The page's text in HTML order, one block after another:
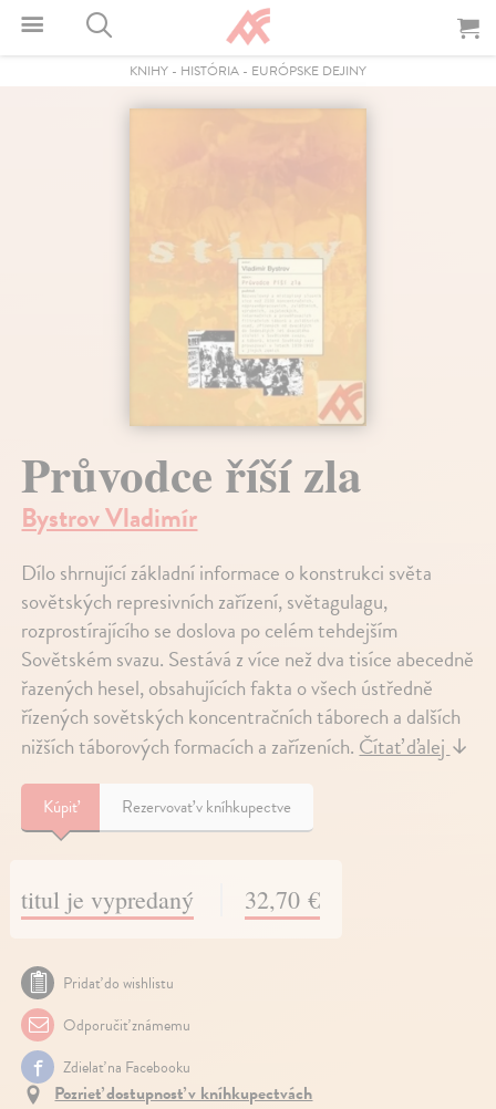
KNIHY - HISTÓRIA - EURÓPSKE DEJINY
Průvodce říší zla
Bystrov Vladimír
Dílo shrnující základní informace o konstrukci světa
sovětských represivních zařízení, světagulagu,
rozprostírajícího se doslova po celém tehdejším
Sovětském svazu. Sestává z více než dva tisíce abecedně
řazených hesel, obsahujících fakta o všech ústředně
řízených sovětských koncentračních táborech a dalších
nižších táborových formacích a zařízeních. Čítať ďalej ↓
Kúpiť Rezervovať v kníhkupectve
titul je vypredaný 32,70 €
Pridať do wishlistu
Odporučiť známemu
Zdielať na Facebooku
Pozrieť dostupnosť v kníhkupectvách